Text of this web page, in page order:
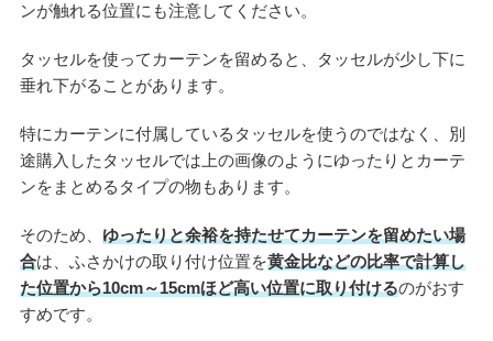
ンが触れる位置にも注意してください。
タッセルを使ってカーテンを留めると、タッセルが少し下に
垂れ下がることがあります。
特にカーテンに付属しているタッセルを使うのではなく、別
途購入したタッセルでは上の画像のようにゆったりとカーテ
ンをまとめるタイプの物もあります。
そのため、 ゆったりと余裕を持たせてカーテンを留めたい場
合は、ふさかけの取り付け位置を黄金比などの比率で計算し
た位置から10cm～15cmほど高い位置に取り付けるのがおす
すめです。